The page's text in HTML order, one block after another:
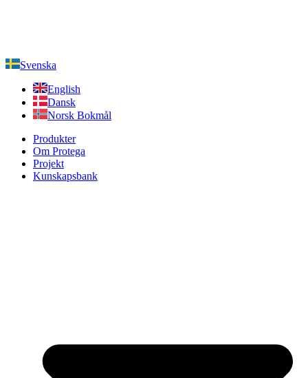
Svenska
English
Dansk
Norsk Bokmål
Produkter
Om Protega
Projekt
Kunskapsbank